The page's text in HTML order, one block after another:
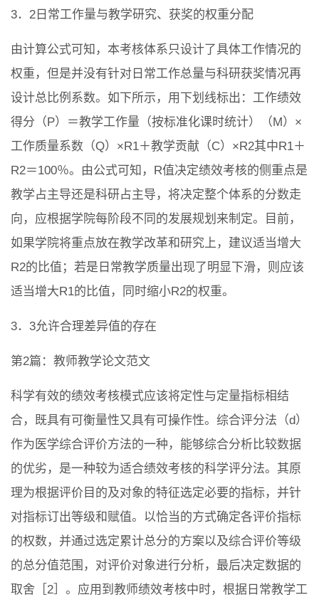
3．2日常工作量与教学研究、获奖的权重分配
由计算公式可知，本考核体系只设计了具体工作情况的
权重，但是并没有针对日常工作总量与科研获奖情况再
设计总比例系数。如下所示，用下划线标出：工作绩效
得分（P）＝教学工作量（按标准化课时统计）（M）×
工作质量系数（Q）×R1＋教学贡献（C）×R2其中R1＋
R2＝100％。由公式可知，R值决定绩效考核的侧重点是
教学占主导还是科研占主导，将决定整个体系的分数走
向，应根据学院每阶段不同的发展规划来制定。目前，
如果学院将重点放在教学改革和研究上，建议适当增大
R2的比值；若是日常教学质量出现了明显下滑，则应该
适当增大R1的比值，同时缩小R2的权重。
3．3允许合理差异值的存在
第2篇：教师教学论文范文
科学有效的绩效考核模式应该将定性与定量指标相结
合，既具有可衡量性又具有可操作性。综合评分法（d）
作为医学综合评价方法的一种，能够综合分析比较数据
的优劣，是一种较为适合绩效考核的科学评分法。其原
理为根据评价目的及对象的特征选定必要的指标，并针
对指标订出等级和赋值。以恰当的方式确定各评价指标
的权数，并通过选定累计总分的方案以及综合评价等级
的总分值范围，对评价对象进行分析，最后决定数据的
取舍［2］。应用到教师绩效考核中时，根据日常教学工